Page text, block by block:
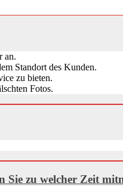
an.
Standort des Kunden.
zu bieten.
Fotos.
Sie zu welcher Zeit